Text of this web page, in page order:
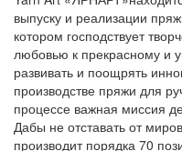
выпуску и реализации
котором господствует
любовью к прекрасному и
развивать и поощрять
производстве пряжи для
процессе важная миссия
Дабы не отставать от
производит порядка 70